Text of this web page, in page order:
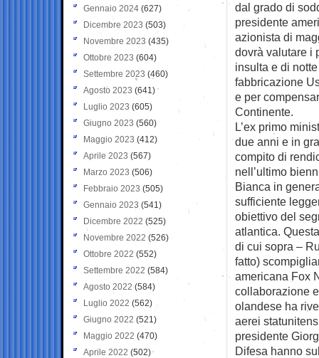
dal grado di
presidente
azionista di
dovrà valutare i
insulta e di
fabbricazione
e per
Continente.
L’ex primo
due anni e in
compito di
nell’ultimo
Bianca in
sufficiente
obiettivo del
atlantica.
di cui sopra –
fatto)
americana Fox
collaborazione
olandese ha
aerei
presidente
Difesa hanno
Gennaio 2024 (627)
Dicembre 2023 (503)
Novembre 2023 (435)
Ottobre 2023 (604)
Settembre 2023 (460)
Agosto 2023 (641)
Luglio 2023 (605)
Giugno 2023 (560)
Maggio 2023 (412)
Aprile 2023 (567)
Marzo 2023 (506)
Febbraio 2023 (505)
Gennaio 2023 (541)
Dicembre 2022 (525)
Novembre 2022 (526)
Ottobre 2022 (552)
Settembre 2022 (584)
Agosto 2022 (584)
Luglio 2022 (562)
Giugno 2022 (521)
Maggio 2022 (470)
Aprile 2022 (502)